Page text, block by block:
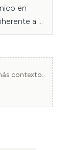
en
a
contexto.